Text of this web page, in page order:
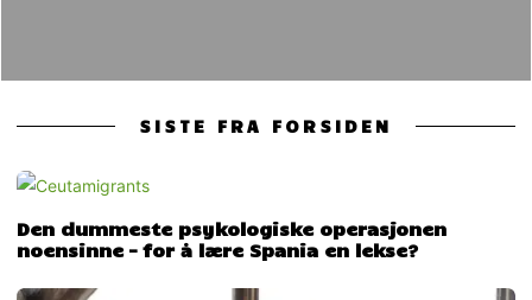
SISTE FRA FORSIDEN
Den dummeste psykologiske operasjonen
noensinne – for å lære Spania en lekse?